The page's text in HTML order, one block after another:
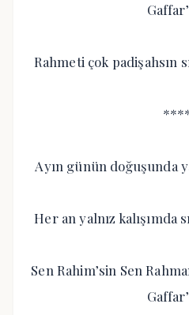
Rahmeti çok padişahsın
Ayın günün doğuşunda
Her an yalnız kalışımda
Sen Rahim’sin Sen